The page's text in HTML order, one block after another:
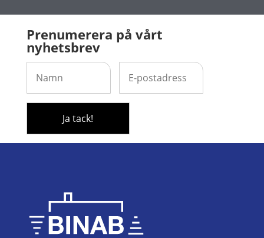
Prenumerera på vårt
nyhetsbrev